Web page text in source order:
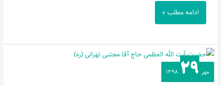
ادامه مطلب »
مهر ۲۹ ۱۳۹۸
بحثی
پیرامون